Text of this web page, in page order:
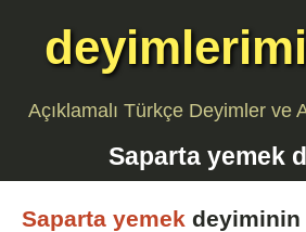
Açıklamalı Türkçe Deyimler ve
Saparta yemek
Saparta yemek deyiminin